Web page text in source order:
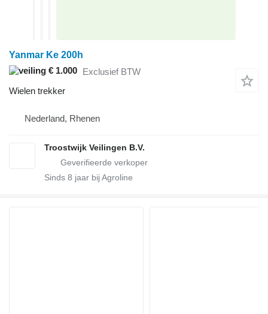
Yanmar Ke 200h
€ 1.000 Exclusief BTW
Wielen trekker
Nederland, Rhenen
Troostwijk Veilingen B.V.
Sinds 8 jaar bij Agroline